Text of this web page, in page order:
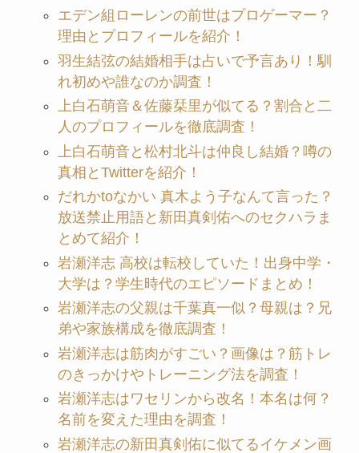
エデン組ローレンの前世はプロゲーマー？
理由とプロフィールを紹介！
羽生結弦の結婚相手は占いで予言あり！馴
れ初めや誰なのか調査！
上白石萌音＆佐藤栞里が似てる？割合と二
人のプロフィールを徹底調査！
上白石萌音と松村北斗は仲良し結婚？噂の
真相とTwitterを紹介！
だれかtoなかい 真木よう子なんて言った？
放送禁止用語と新田真剣佑へのセクハラま
とめて紹介！
岩瀬洋志 高校は転校していた！出身中学・
大学は？学生時代のエピソードまとめ！
岩瀬洋志の父親は千葉真一似？母親は？兄
弟や家族構成を徹底調査！
岩瀬洋志は筋肉がすごい？画像は？筋トレ
のきっかけやトレーニング法を調査！
岩瀬洋志はワセリンから改名！本名は何？
名前を変えた理由を調査！
岩瀬洋志の新田真剣佑に似てるイケメン画